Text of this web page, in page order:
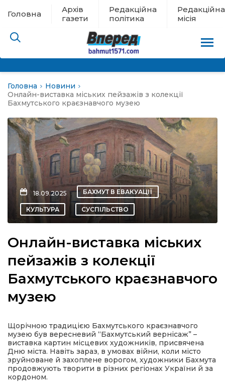
Головна
Архів
газети
Редакційна
політика
Редакційна
місія
евакуації
новини
політика
місія
Головна
Новини
Онлайн-виставка міських пейзажів з колекції
Бахмутського краєзнавчого музею
18.09.2025 БАХМУТ В ЕВАКУАЦІЇ
КУЛЬТУРА СУСПІЛЬСТВО
Онлайн-виставка міських
пейзажів з колекції
Бахмутського краєзнавчого
музею
Щорічною традицією Бахмутського краєзнавчого
музею був вересневий “Бахмутський вернісаж” –
виставка картин місцевих художників, присвячена
Дню міста. Навіть зараз, в умовах війни, коли місто
зруйноване й захоплене ворогом, художники Бахмута
продовжують творити в різних регіонах України й за
кордоном.